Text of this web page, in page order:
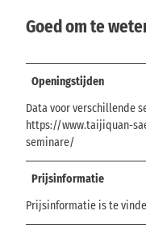
Goed om te
Openingstijden
Data voor verschillende
https://www.taijiquan-
seminare/
Prijsinformatie
Prijsinformatie is te